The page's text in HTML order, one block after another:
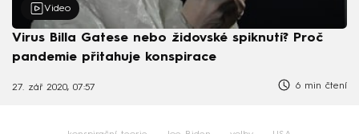
Video
Virus Billa Gatese nebo židovské spiknutí? Proč
pandemie přitahuje konspirace
27. zář 2020, 07:57 6 min čtení